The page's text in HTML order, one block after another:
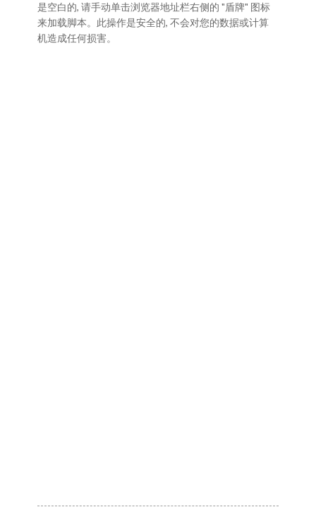
是空白的, 请手动单击浏览器地址栏右侧的 "盾牌" 图标
来加载脚本。此操作是安全的, 不会对您的数据或计算
机造成任何损害。